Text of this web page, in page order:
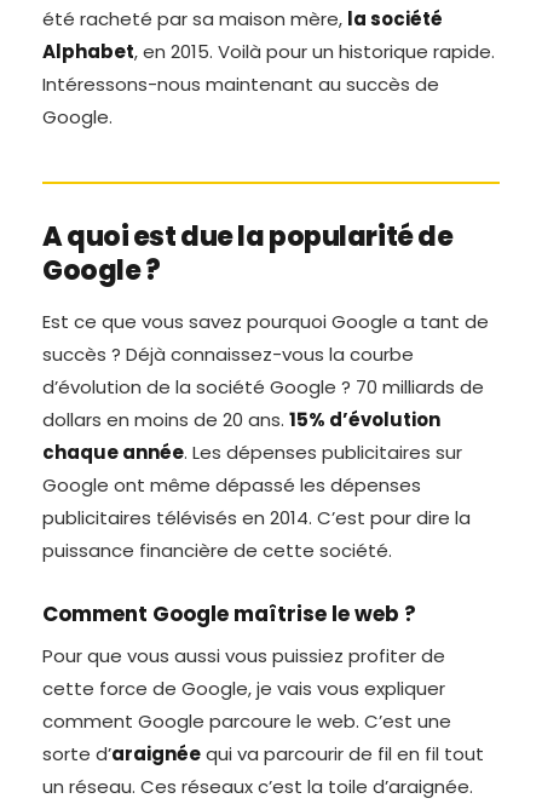
été racheté par sa maison mère, la société
Alphabet, en 2015. Voilà pour un historique rapide.
Intéressons-nous maintenant au succès de
Google.
A quoi est due la popularité de
Google ?
Est ce que vous savez pourquoi Google a tant de
succès ? Déjà connaissez-vous la courbe
d’évolution de la société Google ? 70 milliards de
dollars en moins de 20 ans. 15% d’évolution
chaque année. Les dépenses publicitaires sur
Google ont même dépassé les dépenses
publicitaires télévisés en 2014. C’est pour dire la
puissance financière de cette société.
Comment Google maîtrise le web ?
Pour que vous aussi vous puissiez profiter de
cette force de Google, je vais vous expliquer
comment Google parcoure le web. C’est une
sorte d’araignéequi va parcourir de fil en fil tout
un réseau. Ces réseaux c’est la toile d’araignée.